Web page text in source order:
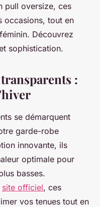
pull oversize, ces
occasions, tout en
Découvrez
sophistication.
:
se démarquent
garde-robe
innovante, ils
optimale pour
basses.
site officiel, ces
vos tenues tout en